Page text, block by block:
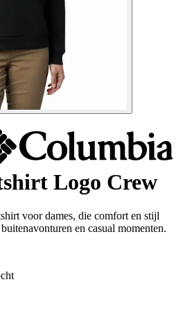
Logo Crew
voor dames, die comfort en stijl
en casual momenten.